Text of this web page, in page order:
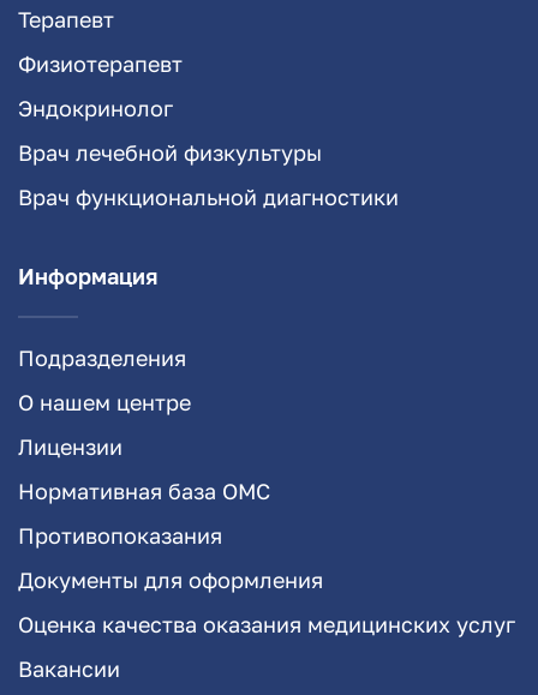
Терапевт
Физиотерапевт
Эндокринолог
Врач лечебной физкультуры
Врач функциональной диагностики
Информация
Подразделения
О нашем центре
Лицензии
Нормативная база ОМС
Противопоказания
Документы для оформления
Оценка качества оказания медицинских услуг
Вакансии